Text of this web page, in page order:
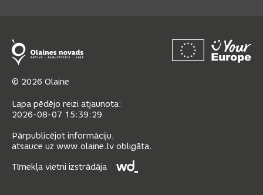
© 2026 Olaine
Lapa pēdējo reizi atjaunota:
2026-08-07 15:39:29
Pārpublicējot informāciju,
atsauce uz www.olaine.lv obligāta.
Tīmekļa vietni izstrādāja